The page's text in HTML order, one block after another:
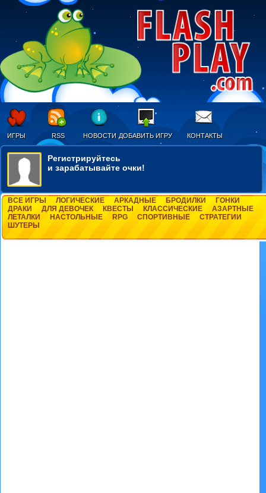
ИГРЫ RSS НОВОСТИ ДОБАВИТЬ ИГРУ КОНТАКТЫ
Регистрируйтесь
и зарабатывайте очки!
ВСЕ ИГРЫ ЛОГИЧЕСКИЕ АРКАДНЫЕ БРОДИЛКИ
ГОНКИ
ДРАКИ
ДЛЯ ДЕВОЧЕК КВЕСТЫ КЛАССИЧЕСКИЕ
АЗАРТНЫЕ
ЛЕТАЛКИ
НАСТОЛЬНЫЕ RPG СПОРТИВНЫЕ
СТРАТЕГИИ
ШУТЕРЫ